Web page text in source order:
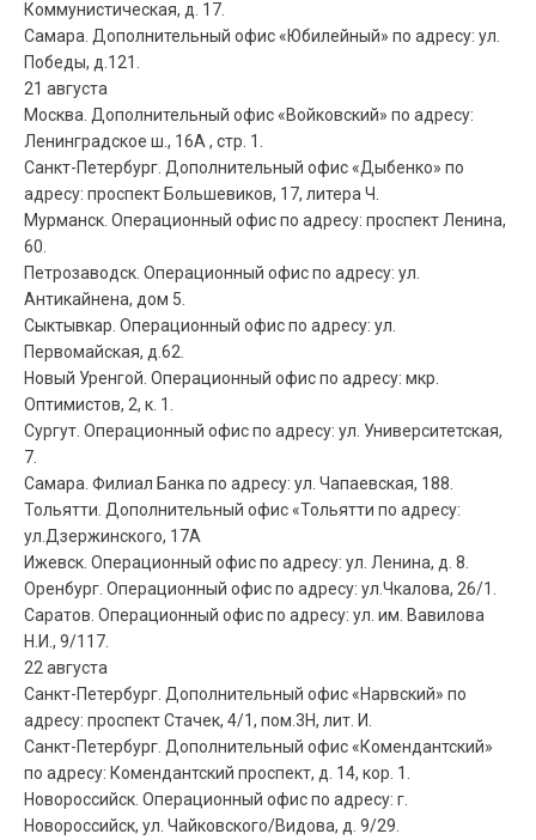
Коммунистическая, д. 17.
Самара. Дополнительный офис «Юбилейный» по адресу: ул.
Победы, д.121.
21 августа
Москва. Дополнительный офис «Войковский» по адресу:
Ленинградское ш., 16А , стр. 1.
Санкт-Петербург. Дополнительный офис «Дыбенко» по
адресу: проспект Большевиков, 17, литера Ч.
Мурманск. Операционный офис по адресу: проспект Ленина,
60.
Петрозаводск. Операционный офис по адресу: ул.
Антикайнена, дом 5.
Сыктывкар. Операционный офис по адресу: ул.
Первомайская, д.62.
Новый Уренгой. Операционный офис по адресу: мкр.
Оптимистов, 2, к. 1.
Сургут. Операционный офис по адресу: ул. Университетская,
7.
Самара. Филиал Банка по адресу: ул. Чапаевская, 188.
Тольятти. Дополнительный офис «Тольятти по адресу:
ул.Дзержинского, 17А
Ижевск. Операционный офис по адресу: ул. Ленина, д. 8.
Оренбург. Операционный офис по адресу: ул.Чкалова, 26/1.
Саратов. Операционный офис по адресу: ул. им. Вавилова
Н.И., 9/117.
22 августа
Санкт-Петербург. Дополнительный офис «Нарвский» по
адресу: проспект Стачек, 4/1, пом.3Н, лит. И.
Санкт-Петербург. Дополнительный офис «Комендантский»
по адресу: Комендантский проспект, д. 14, кор. 1.
Новороссийск. Операционный офис по адресу: г.
Новороссийск, ул. Чайковского/Видова, д. 9/29.